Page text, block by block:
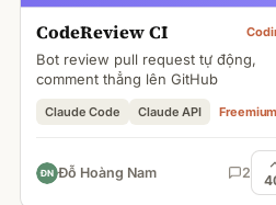
CodeReview CI
Bot review pull request tự động,
comment thẳng lên GitHub
Claude Code Claude API Freemium
Đỗ Hoàng Nam 2